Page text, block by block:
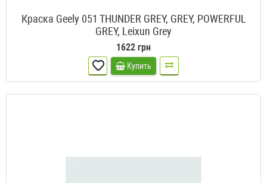
Краска Geely 051 THUNDER GREY, GREY, POWERFUL
GREY, Leixun Grey
1622 грн
Купить